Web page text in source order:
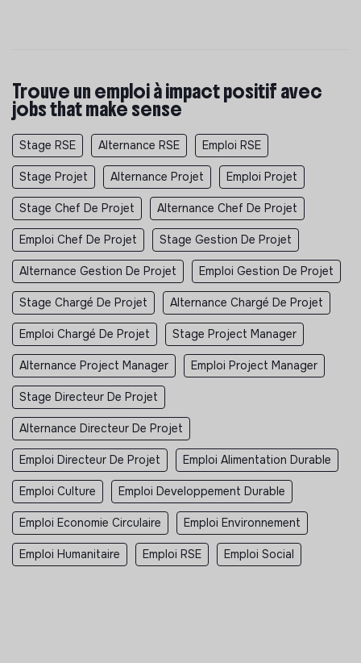
Trouve un emploi à impact positif avec
jobs that make sense
Stage RSE Alternance RSE Emploi RSE
Stage Projet Alternance Projet Emploi Projet
Stage Chef De Projet Alternance Chef De Projet
Emploi Chef De Projet Stage Gestion De Projet
Alternance Gestion De Projet Emploi Gestion De Projet
Stage Chargé De Projet Alternance Chargé De Projet
Emploi Chargé De Projet Stage Project Manager
Alternance Project Manager Emploi Project Manager
Stage Directeur De Projet
Alternance Directeur De Projet
Emploi Directeur De Projet Emploi Alimentation Durable
Emploi Culture Emploi Developpement Durable
Emploi Economie Circulaire Emploi Environnement
Emploi Humanitaire Emploi RSE Emploi Social